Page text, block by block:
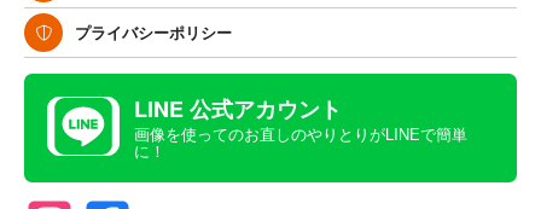
プライバシーポリシー
LINE 公式アカウント
画像を使ってのお直しのやりとりがLINEで簡単
に！